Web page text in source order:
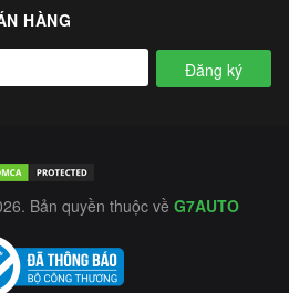
HÀNG
Đăng ký
Bản quyền thuộc về G7AUTO